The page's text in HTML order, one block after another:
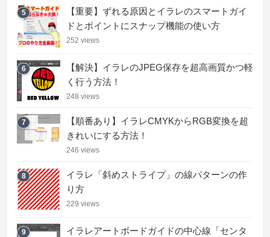
5
【重要】ずれる原因とイラレのスマートガイ
ドとポイントにスナップ機能の使い方
252 views
6
【解決】イラレのJPEG保存を超高画質かつ軽
く行う方法！
248 views
7
【順番あり】イラレCMYKからRGB変換を超
きれいにする方法！
246 views
8
イラレ「斜めストライプ」の線パターンの作
り方
229 views
9
イラレアートボードガイドの中心線「センタ